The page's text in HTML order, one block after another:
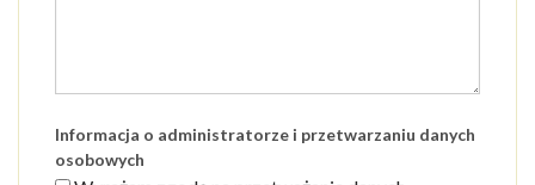
Informacja o administratorze i przetwarzaniu danych
osobowych